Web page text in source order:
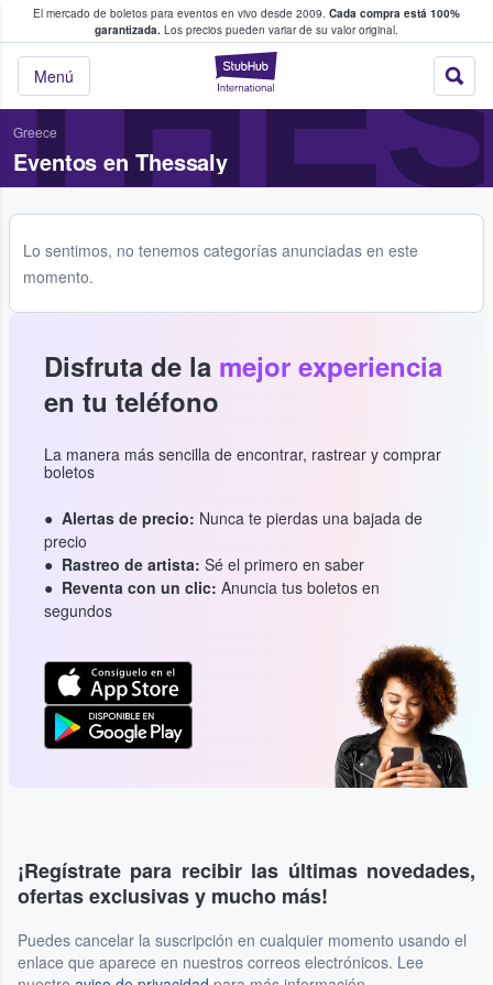
El mercado de boletos para eventos en vivo desde 2009. Cada compra está 100%
garantizada. Los precios pueden variar de su valor original.
StubHub: donde
Menú
fans compran y venden boletos
Greece
Eventos en Thessaly
Lo sentimos, no tenemos categorías anunciadas en este
momento.
Disfruta de la mejor experiencia
en tu teléfono
La manera más sencilla de encontrar, rastrear y comprar
boletos
Alertas de precio: Nunca te pierdas una bajada de
precio
Rastreo de artista: Sé el primero en saber
Reventa con un clic: Anuncia tus boletos en
segundos
¡Regístrate para recibir las últimas novedades,
ofertas exclusivas y mucho más!
Puedes cancelar la suscripción en cualquier momento usando el
enlace que aparece en nuestros correos electrónicos. Lee